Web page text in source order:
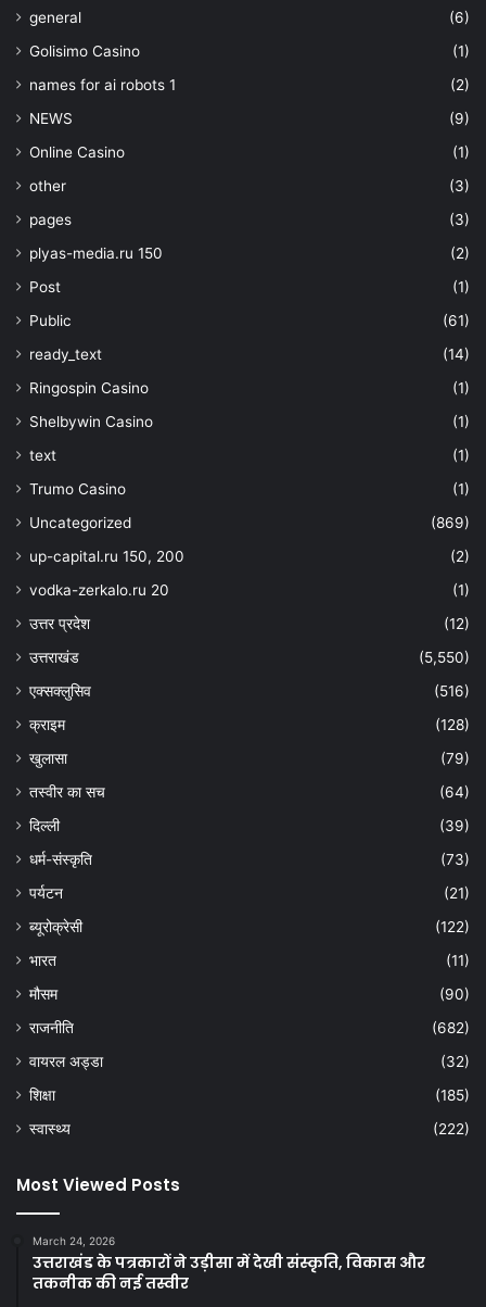
general
(6)
Golisimo Casino
(1)
names for ai robots 1
(2)
NEWS
(9)
Online Casino
(1)
other
(3)
pages
(3)
plyas-media.ru 150
(2)
Post
(1)
Public
(61)
ready_text
(14)
Ringospin Casino
(1)
Shelbywin Casino
(1)
text
(1)
Trumo Casino
(1)
Uncategorized
(869)
up-capital.ru 150, 200
(2)
vodka-zerkalo.ru 20
(1)
उत्तर प्रदेश
(12)
उत्तराखंड
(5,550)
एक्सक्लुसिव
(516)
क्राइम
(128)
खुलासा
(79)
तस्वीर का सच
(64)
दिल्ली
(39)
धर्म-संस्कृति
(73)
पर्यटन
(21)
ब्यूरोक्रेसी
(122)
भारत
(11)
मौसम
(90)
राजनीति
(682)
वायरल अड्डा
(32)
शिक्षा
(185)
स्वास्थ्य
(222)
Most Viewed Posts
March 24, 2026
उत्तराखंड के पत्रकारों ने उड़ीसा में देखी संस्कृति, विकास और
तकनीक की नई तस्वीर